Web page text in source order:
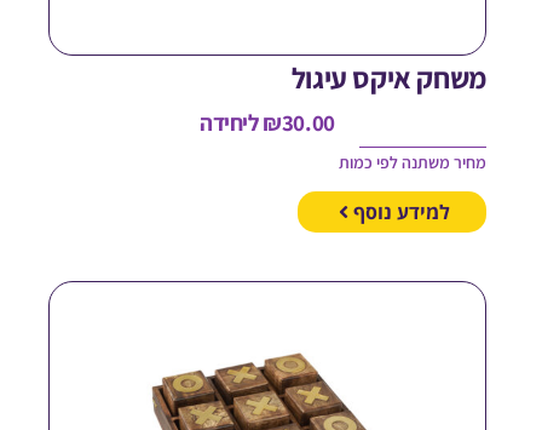
איקס עיגול
₪ליחידה
משתנה לפי כמות
למידע נוסף